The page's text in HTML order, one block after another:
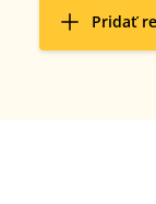
Pridať